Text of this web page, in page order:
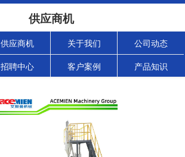
供应商机
供应商机 关于我们 公司动态
招聘中心 客户案例 产品知识